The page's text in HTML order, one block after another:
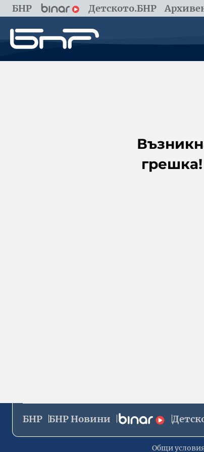
БНР Детското.БНР
грешка!
БНР БНР Новини
Общи